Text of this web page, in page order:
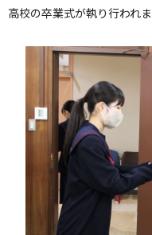
高校の卒業式が執り行われま